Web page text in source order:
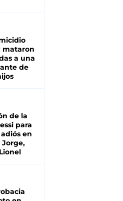
mataron
a una
de
de la
para
en
Jorge,